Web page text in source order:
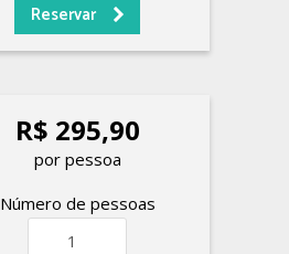
R$ 295,90
por pessoa
Número de pessoas